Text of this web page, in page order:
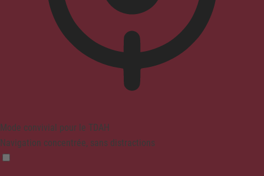
Mode convivial pour le TDAH
Navigation concentrée, sans distractions